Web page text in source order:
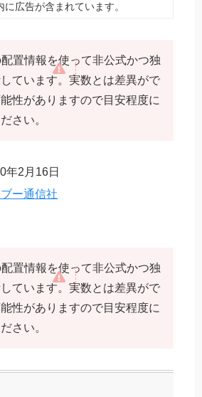
に広告が含まれています。
置情報を使って非公式かつ独
ています。実数とは差異がで
性がありますので目安程度に
さい。
年2月16日
ー通信社
置情報を使って非公式かつ独
ています。実数とは差異がで
性がありますので目安程度に
さい。